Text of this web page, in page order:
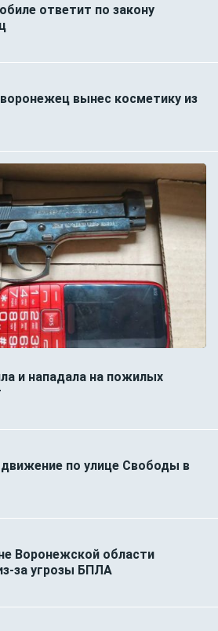
ответит по закону
вынес косметику из
и нападала на пожилых
по улице Свободы в
Воронежской области
за угрозы БПЛА